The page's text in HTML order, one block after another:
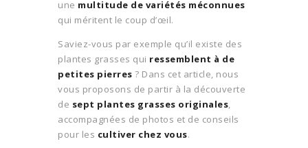
une multitude de variétés méconnues
qui méritent le coup d’œil.
Saviez-vous par exemple qu’il existe des
plantes grasses qui ressemblent à de
petites pierres ? Dans cet article, nous
vous proposons de partir à la découverte
de sept plantes grasses originales,
accompagnées de photos et de conseils
pour les cultiver chez vous.